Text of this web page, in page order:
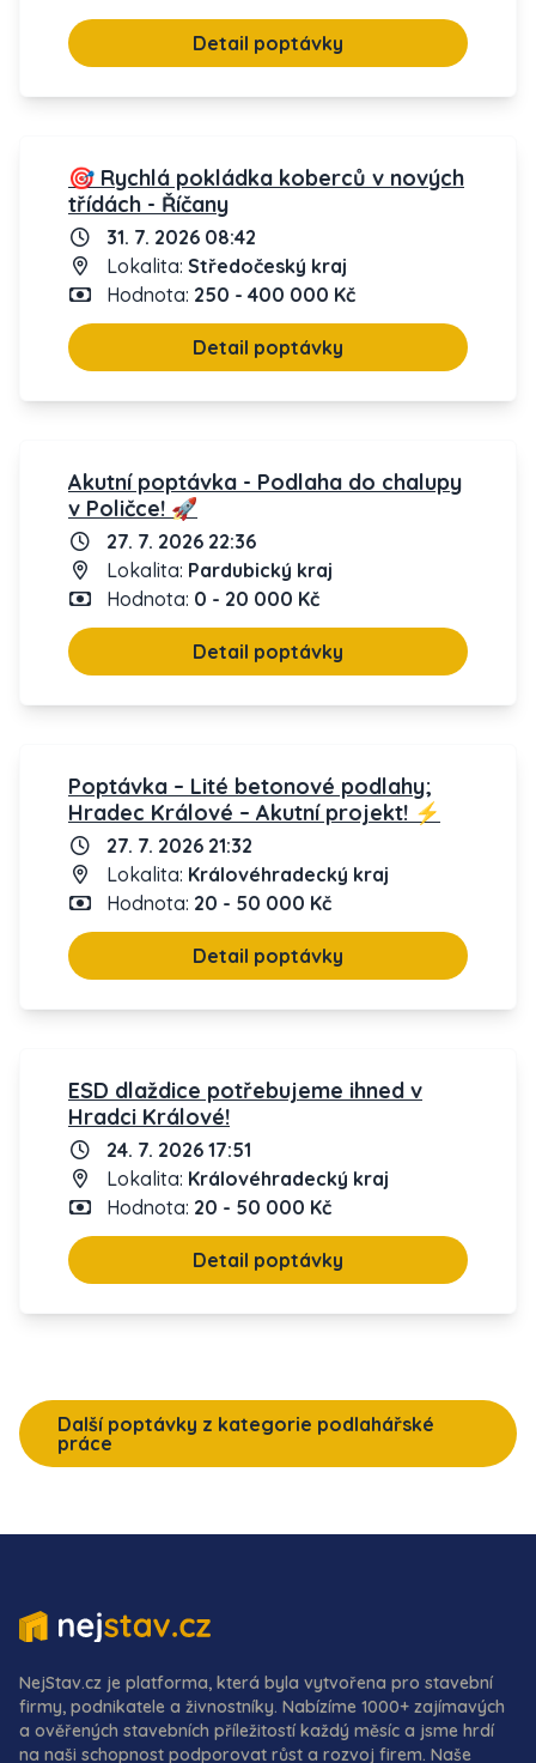
Detail poptávky
🎯 Rychlá pokládka koberců v nových
třídách - Říčany
31. 7. 2026 08:42
Lokalita: Středočeský kraj
Hodnota: 250 - 400 000 Kč
Detail poptávky
Akutní poptávka - Podlaha do chalupy
v Poličce! 🚀
27. 7. 2026 22:36
Lokalita: Pardubický kraj
Hodnota: 0 - 20 000 Kč
Detail poptávky
Poptávka – Lité betonové podlahy;
Hradec Králové – Akutní projekt! ⚡
27. 7. 2026 21:32
Lokalita: Královéhradecký kraj
Hodnota: 20 - 50 000 Kč
Detail poptávky
ESD dlaždice potřebujeme ihned v
Hradci Králové!
24. 7. 2026 17:51
Lokalita: Královéhradecký kraj
Hodnota: 20 - 50 000 Kč
Detail poptávky
Další poptávky z kategorie podlahářské
práce
NejStav.cz je platforma, která byla vytvořena pro stavební
firmy, podnikatele a živnostníky. Nabízíme 1000+ zajímavých
a ověřených stavebních příležitostí každý měsíc a jsme hrdí
na naši schopnost podporovat růst a rozvoj firem. Naše